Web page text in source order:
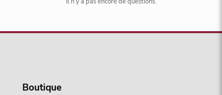
Boutique